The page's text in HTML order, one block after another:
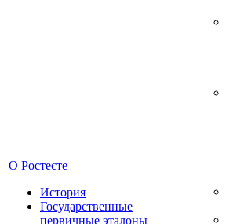
О Ростесте
История
Государственные
первичные эталоны